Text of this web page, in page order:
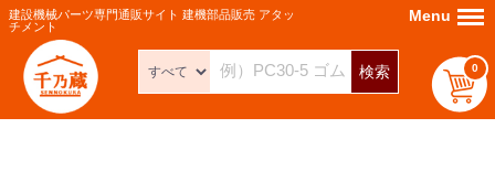
建設機械パーツ専門通販サイト 建機部品販売 アタッ
チメント
検索 0
Menu Menu